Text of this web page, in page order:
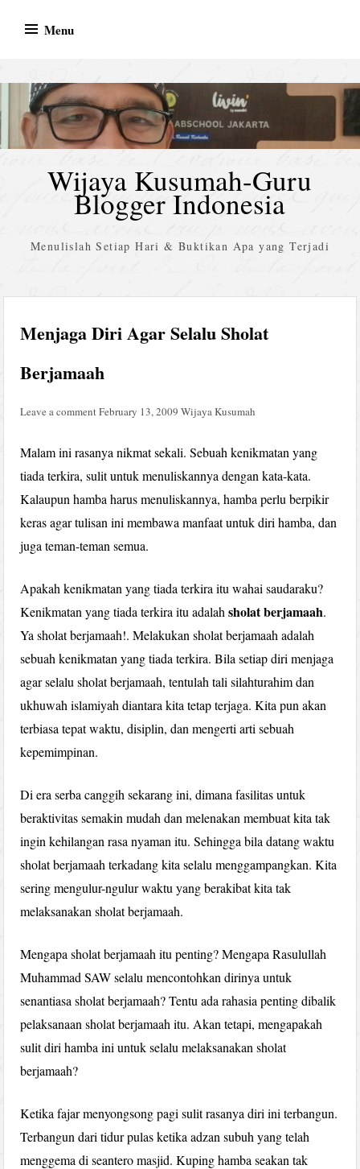
Menu
Wijaya Kusumah-Guru
Blogger Indonesia
Menulislah Setiap Hari & Buktikan Apa yang Terjadi
Menjaga Diri Agar Selalu Sholat
Berjamaah
Leave a comment February 13, 2009 Wijaya Kusumah
Malam ini rasanya nikmat sekali. Sebuah kenikmatan yang
tiada terkira, sulit untuk menuliskannya dengan kata-kata.
Kalaupun hamba harus menuliskannya, hamba perlu berpikir
keras agar tulisan ini membawa manfaat untuk diri hamba, dan
juga teman-teman semua.
Apakah kenikmatan yang tiada terkira itu wahai saudaraku?
Kenikmatan yang tiada terkira itu adalahsholat berjamaah.
Ya sholat berjamaah!. Melakukan sholat berjamaah adalah
sebuah kenikmatan yang tiada terkira. Bila setiap diri menjaga
agar selalu sholat berjamaah, tentulah tali silahturahim dan
ukhuwah islamiyah diantara kita tetap terjaga. Kita pun akan
terbiasa tepat waktu, disiplin, dan mengerti arti sebuah
kepemimpinan.
Di era serba canggih sekarang ini, dimana fasilitas untuk
beraktivitas semakin mudah dan melenakan membuat kita tak
ingin kehilangan rasa nyaman itu. Sehingga bila datang waktu
sholat berjamaah terkadang kita selalu menggampangkan. Kita
sering mengulur-ngulur waktu yang berakibat kita tak
melaksanakan sholat berjamaah.
Mengapa sholat berjamaah itu penting? Mengapa Rasulullah
Muhammad SAW selalu mencontohkan dirinya untuk
senantiasa sholat berjamaah? Tentu ada rahasia penting dibalik
pelaksanaan sholat berjamaah itu. Akan tetapi, mengapakah
sulit diri hamba ini untuk selalu melaksanakan sholat
berjamaah?
Ketika fajar menyongsong pagi sulit rasanya diri ini terbangun.
Terbangun dari tidur pulas ketika adzan subuh yang telah
menggema di seantero masjid. Kuping hamba seakan tak